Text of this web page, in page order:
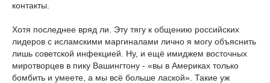
контакты.
Хотя последнее вряд ли. Эту тягу к общению российских
лидеров с исламскими маргиналами лично я могу объяснить
лишь советской инфекцией. Ну, и ещё имиджем восточных
миротворцев в пику Вашингтону - «вы в Америках только
бомбить и умеете, а мы всё больше лаской». Такие уж